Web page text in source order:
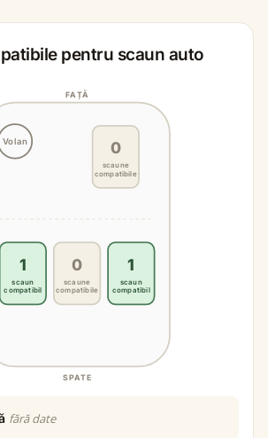
pentru scaun auto
Volan
FAȚĂ
SPATE
0
scaune
compatibile
1
scaun
compatibil
0
scaune
compatibile
1
scaun
compatibil
fără date